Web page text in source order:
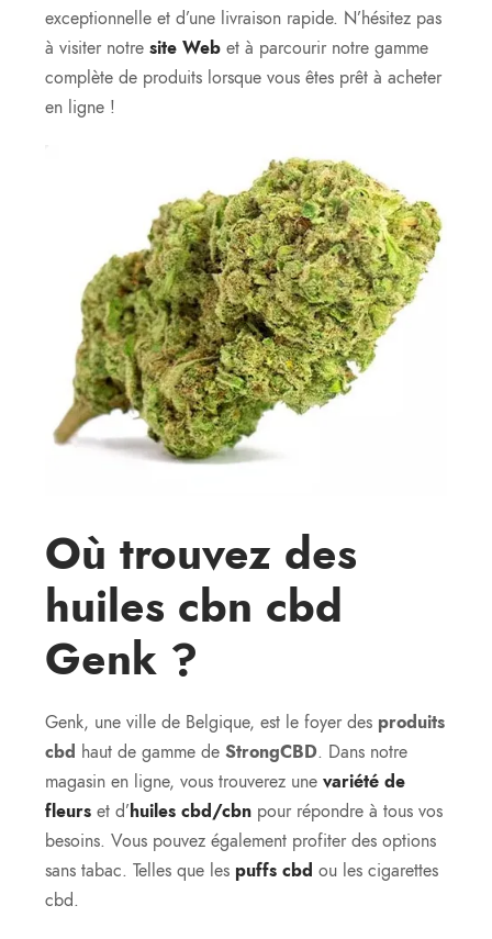
exceptionnelle et d’une livraison rapide. N’hésitez pas
à visiter notre site Web et à parcourir notre gamme
complète de produits lorsque vous êtes prêt à acheter
en ligne !
Où trouvez des
huiles cbn cbd
Genk ?
Genk, une ville de Belgique, est le foyer des produits
cbd haut de gamme de StrongCBD. Dans notre
magasin en ligne, vous trouverez une variété de
fleurs et d’huiles cbd/cbn pour répondre à tous vos
besoins. Vous pouvez également profiter des options
sans tabac. Telles que les puffs cbd ou les cigarettes
cbd.